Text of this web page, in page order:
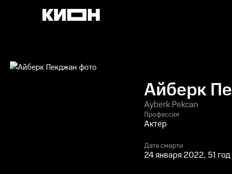
Айберк
Ayberk Pekcan
Профессия
Актер
Дата смерти
24 января 2022, 51 год